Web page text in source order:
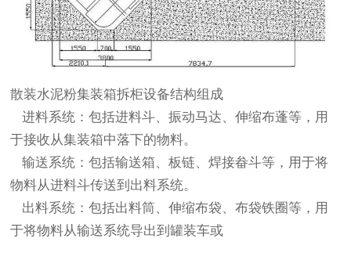
散装水泥粉集装箱拆柜设备结构组成
进料系统：包括进料斗、振动马达、伸缩布蓬等，用
于接收从集装箱中落下的物料。
输送系统：包括输送箱、板链、焊接畚斗等，用于将
物料从进料斗传送到出料系统。
出料系统：包括出料筒、伸缩布袋、布袋铁圈等，用
于将物料从输送系统导出到罐装车或